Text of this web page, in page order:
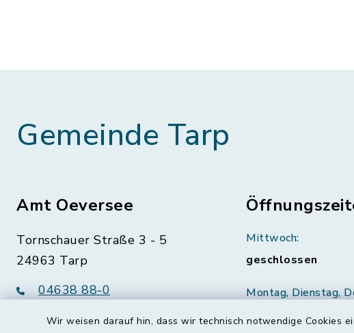
Wir weisen darauf hin, dass wir technisch notwendige Cookies
Gemeinde Tarp
Amt Oeversee
Tornschauer Straße 3 - 5
24963 Tarp
04638 88-0
Mittwoch:
geschlossen
Montag, Dienstag,